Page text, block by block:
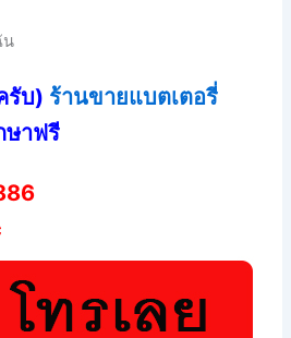
รับ) ร้านขายแบตเตอรี่
ษาฟรี